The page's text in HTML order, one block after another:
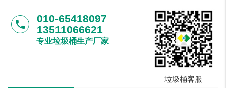
phone
010-65418097
13511066621
专业垃圾桶生产厂家
垃圾桶客服